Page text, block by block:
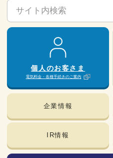
個人のお客さま
電気料金・各種手続きのご案内
企業情報
IR情報